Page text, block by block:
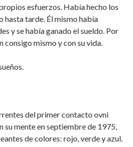
esfuerzos. Había hecho los
hasta tarde. Él mismo había
y se había ganado el sueldo. Por
consigo mismo y con su vida.
del primer contacto ovni
su mente en septiembre de 1975,
de colores: rojo, verde y azul.